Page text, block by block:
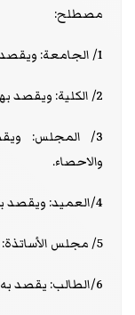
مصطلح:
1/ الجامعة: ويقصد بها جامعة كردفان.
2/ الكلية: ويقصد بها كلية دراسات الحاسوب والاحصاء.
3/ المجلس:
والاحصاء.
4/العميد: ويقصد به عميد كلية دراسات الحاسوب والاحصاء.
5/ مجلس الأساتذة: يقصد به مجلس أساتذة جامعة كردفان.
6/الطالب: يقصد به الشخص المرشح او المقيد للدراسة بالكلية.